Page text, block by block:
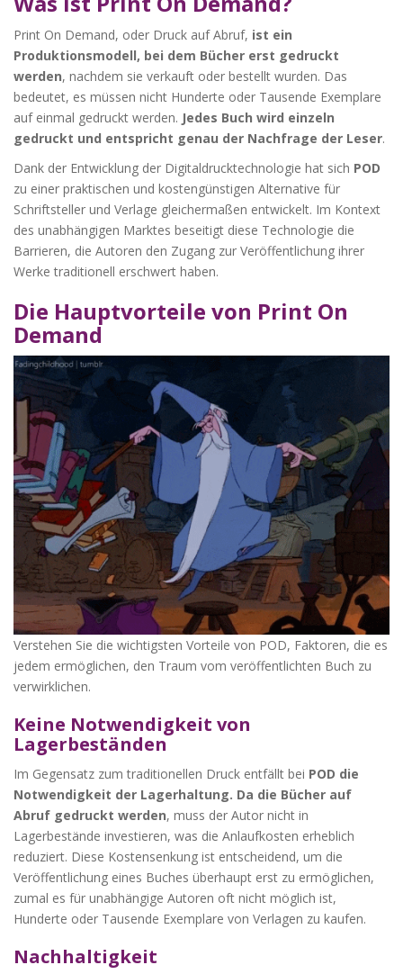
Print On Demand, oder Druck auf Abruf, ist ein
Produktionsmodell, bei dem Bücher erst gedruckt
werden, nachdem sie verkauft oder bestellt wurden. Das
bedeutet, es müssen nicht Hunderte oder Tausende Exemplare
auf einmal gedruckt werden. Jedes Buch wird einzeln
gedruckt und entspricht genau der Nachfrage der Leser.
Dank der Entwicklung der Digitaldrucktechnologie hat sich POD
zu einer praktischen und kostengünstigen Alternative für
Schriftsteller und Verlage gleichermaßen entwickelt. Im Kontext
des unabhängigen Marktes beseitigt diese Technologie die
Barrieren, die Autoren den Zugang zur Veröffentlichung ihrer
Werke traditionell erschwert haben.
Die Hauptvorteile von Print On
Demand
Verstehen Sie die wichtigsten Vorteile von POD, Faktoren, die es
jedem ermöglichen, den Traum vom veröffentlichten Buch zu
verwirklichen.
Keine Notwendigkeit von
Lagerbeständen
Im Gegensatz zum traditionellen Druck entfällt bei POD die
Notwendigkeit der Lagerhaltung. Da die Bücher auf
Abruf gedruckt werden, muss der Autor nicht in
Lagerbestände investieren, was die Anlaufkosten erheblich
reduziert. Diese Kostensenkung ist entscheidend, um die
Veröffentlichung eines Buches überhaupt erst zu ermöglichen,
zumal es für unabhängige Autoren oft nicht möglich ist,
Hunderte oder Tausende Exemplare von Verlagen zu kaufen.
Nachhaltigkeit